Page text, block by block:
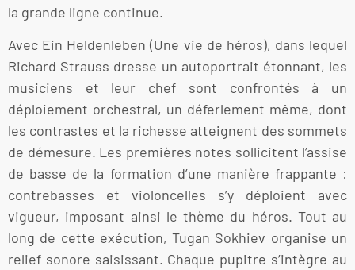
la grande ligne continue.
Avec Ein Heldenleben (Une vie de héros), dans lequel
Richard Strauss dresse un autoportrait étonnant, les
musiciens et leur chef sont confrontés à un
déploiement orchestral, un déferlement même, dont
les contrastes et la richesse atteignent des sommets
de démesure. Les premières notes sollicitent l’assise
de basse de la formation d’une manière frappante :
contrebasses et violoncelles s’y déploient avec
vigueur, imposant ainsi le thème du héros. Tout au
long de cette exécution, Tugan Sokhiev organise un
relief sonore saisissant. Chaque pupitre s’intègre au